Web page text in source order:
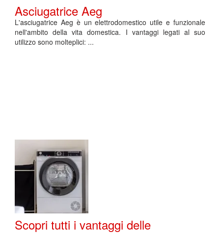
Asciugatrice Aeg
L'asciugatrice Aeg è un elettrodomestico utile e funzionale
nell'ambito della vita domestica. I vantaggi legati al suo
utilizzo sono molteplici: ...
Scopri tutti i vantaggi delle